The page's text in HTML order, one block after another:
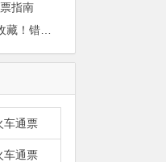
指南
干货 |这份环游欧洲攻略，你值得收藏！错过会哭~
车通票
车通票